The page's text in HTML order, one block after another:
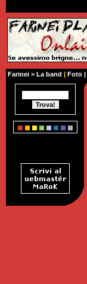
Farinei > La band | Foto |